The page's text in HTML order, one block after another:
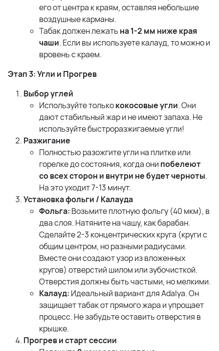
его от центра к краям, оставляя небольшие
воздушные карманы.
Табак должен лежать на 1-2 мм ниже края
чаши. Если вы используете калауд, то можно и
вровень с краем.
Этап 3: Угли и Прогрев
Выбор углей
Используйте толькококосовые угли. Они
дают стабильный жар и не имеют запаха. Не
используйте быстроразжигаемые угли!
Разжигание
Полностью разожгите угли на плитке или
горелке до состояния, когда они побелеют
со всех сторон и внутри не будет черноты.
На это уходит 7-13 минут.
Установка фольги / Калауда
Фольга: Возьмите плотную фольгу (40 мкм), в
два слоя. Натяните на чашу, как барабан.
Сделайте 2-3 концентрических круга (круги с
общим центром, но разными радиусами.
Вместе они создают узор из вложенных
кругов) отверстий шилом или зубочисткой.
Отверстия должны быть частыми, но мелкими.
Калауд: Идеальный вариант для Adalya. Он
защищает табак от прямого жара и упрощает
процесс. Не забудьте оставить отверстия в
крышке.
Прогрев и старт сессии